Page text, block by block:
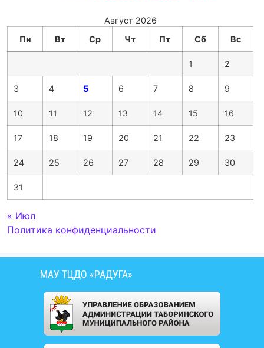
Август 2026
Пн
Вт Ср Чт Пт Сб Вс
1 2
3 4 5 6 7 8 9
10 11 12 13 14 15 16
17 18 19 20 21 22 23
24 25 26 27 28 29 30
31
« Июл
Политика конфиденциальности
МАУ ТЦДО «РАДУГА»